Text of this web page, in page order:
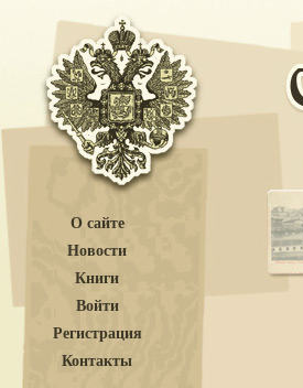
О сайте
Новости
Книги
Войти
Регистрация
Контакты